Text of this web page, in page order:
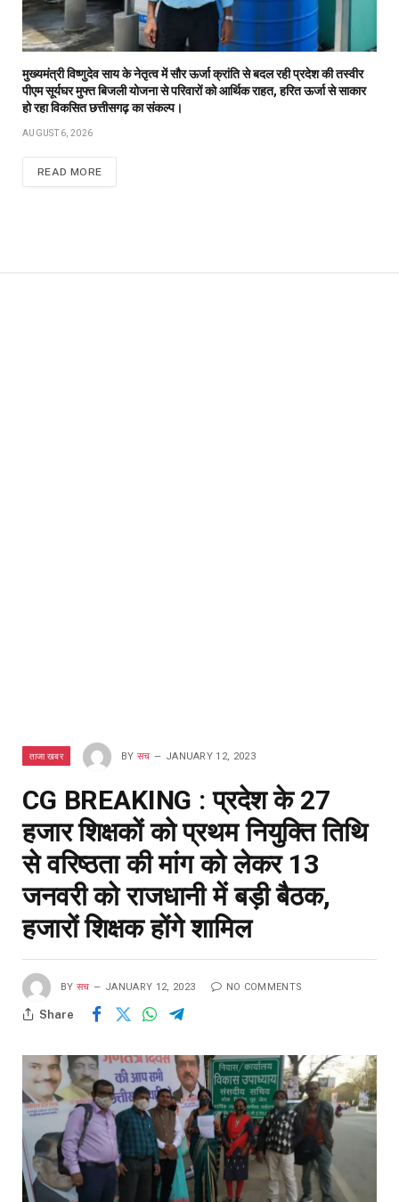
मुख्यमंत्री विष्णुदेव साय के नेतृत्व में सौर ऊर्जा क्रांति से बदल रही प्रदेश की तस्वीर
पीएम सूर्यघर मुफ्त बिजली योजना से परिवारों को आर्थिक राहत, हरित ऊर्जा से साकार
हो रहा विकसित छत्तीसगढ़ का संकल्प।
AUGUST 6, 2026
READ MORE
ताजा खबर BY सच JANUARY 12, 2023
CG BREAKING : प्रदेश के 27
हजार शिक्षकों को प्रथम नियुक्ति तिथि
से वरिष्ठता की मांग को लेकर 13
जनवरी को राजधानी में बड़ी बैठक,
हजारों शिक्षक होंगे शामिल
BY सच JANUARY 12, 2023 NO COMMENTS
Share